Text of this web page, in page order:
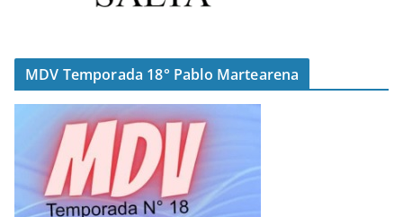
MDV Temporada 18° Pablo Martearena